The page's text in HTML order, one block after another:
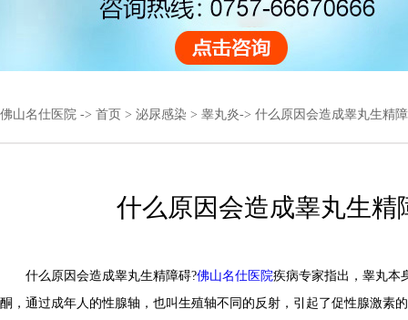
佛山名仕医院 -> 首页 > 泌尿感染 > 睾丸炎-> 什么原因会造成睾丸生精
什么原因会造成睾丸生精
什么原因会造成睾丸生精障碍?佛山名仕医院疾病专家指出，睾丸本
酮，通过成年人的性腺轴，也叫生殖轴不同的反射，引起了促性腺激素